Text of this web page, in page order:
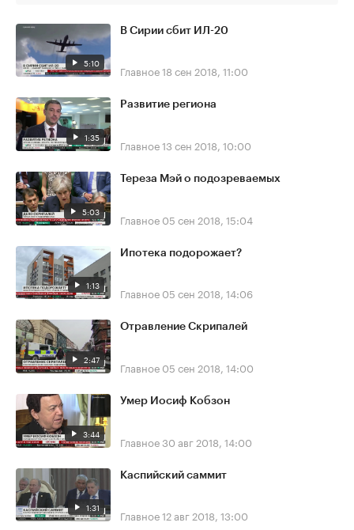
5:10
В Сирии сбит ИЛ-20
Главное18 сен 2018, 11:00
1:35
Развитие региона
Главное13 сен 2018, 10:00
5:03
Тереза Мэй о подозреваемых
Главное 05 сен 2018, 15:04
1:13
Ипотека подорожает?
Главное 05 сен 2018, 14:06
2:47
Отравление Скрипалей
Главное 05 сен 2018, 14:00
3:44
Умер Иосиф Кобзон
Главное30 авг 2018, 14:00
1:31
Каспийский саммит
Главное12 авг 2018, 13:00